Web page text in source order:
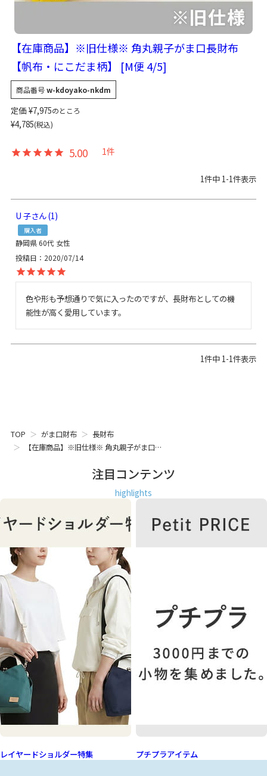
【在庫商品】※旧仕様※ 角丸親子がま口長財布
【帆布・にこだま柄】 [M便 4/5]
商品番号w-kdoyako-nkdm
定価 ¥7,975のところ
¥4,785 税込
5.00 1
1件中 1-1件表示
U 子 1
購入者
静岡県60代 女性
投稿日
2020/07/14
色や形も予想通りで気に入ったのですが、長財布としての機
能性が高く愛用しています。
1件中 1-1件表示
TOP がま口財布
長財布
【在庫商品】※旧仕様※ 角丸親子がま口…
注目コンテンツ
highlights
レイヤードショルダー特集 プチプラアイテム